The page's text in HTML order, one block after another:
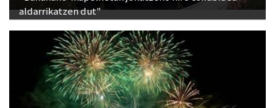
aldarrikatzen dut"